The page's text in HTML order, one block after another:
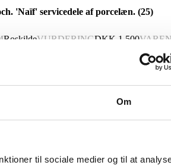
Om
til sociale medier og til at
'Naïf' servicedele af porcelæn. (25)
RoskildeVURDERINGDKK 1.500
'Naïf' servicedele af porcelæn bestående af: 9